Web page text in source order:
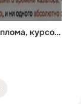
Программы для редактирования текста диплома, курсовой, реферата